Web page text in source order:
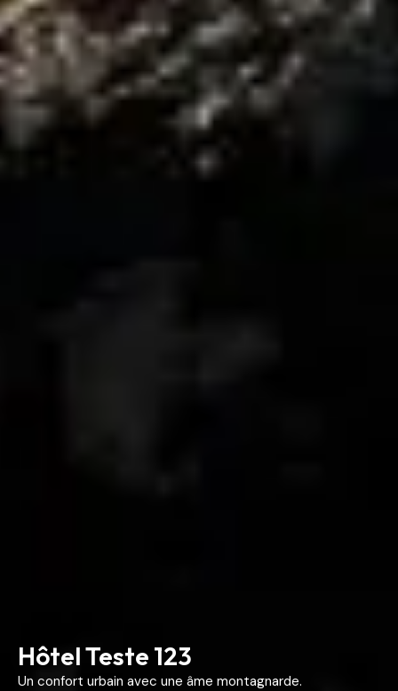
Hôtel Teste 123
Un confort urbain avec une âme montagnarde.